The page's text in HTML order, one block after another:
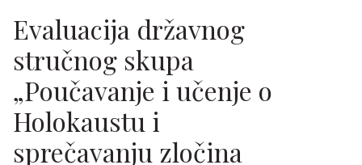
Evaluacija državnog
stručnog skupa
„Poučavanje i učenje o
Holokaustu i
sprečavanju zločina